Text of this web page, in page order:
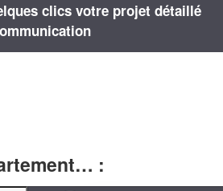
clics votre projet détaillé
: